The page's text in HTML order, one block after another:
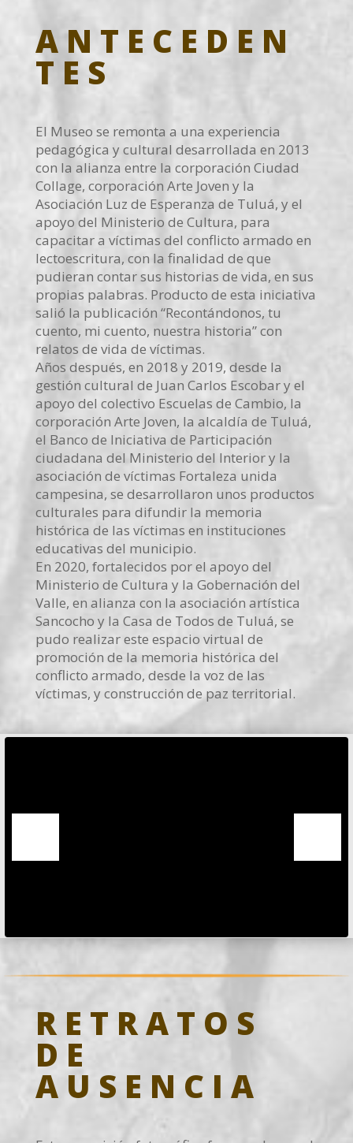
ANTECEDEN
TES
El Museo se remonta a una experiencia
pedagógica y cultural desarrollada en 2013
con la alianza entre la corporación Ciudad
Collage, corporación Arte Joven y la
Asociación Luz de Esperanza de Tuluá, y el
apoyo del Ministerio de Cultura, para
capacitar a víctimas del conflicto armado en
lectoescritura, con la finalidad de que
pudieran contar sus historias de vida, en sus
propias palabras. Producto de esta iniciativa
salió la publicación “Recontándonos, tu
cuento, mi cuento, nuestra historia” con
relatos de vida de víctimas.
Años después, en 2018 y 2019, desde la
gestión cultural de Juan Carlos Escobar y el
apoyo del colectivo Escuelas de Cambio, la
corporación Arte Joven, la alcaldía de Tuluá,
el Banco de Iniciativa de Participación
ciudadana del Ministerio del Interior y la
asociación de víctimas Fortaleza unida
campesina, se desarrollaron unos productos
culturales para difundir la memoria
histórica de las víctimas en instituciones
educativas del municipio.
En 2020, fortalecidos por el apoyo del
Ministerio de Cultura y la Gobernación del
Valle, en alianza con la asociación artística
Sancocho y la Casa de Todos de Tuluá, se
pudo realizar este espacio virtual de
promoción de la memoria histórica del
conflicto armado, desde la voz de las
víctimas, y construcción de paz territorial.
RETRATOS
DE
AUSENCIA